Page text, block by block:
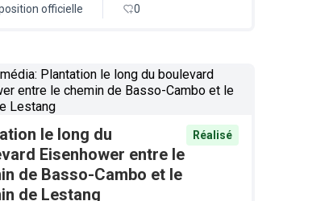
officielle 0
le long du
Eisenhower entre le
de Basso-Cambo et le
de Lestang
Réalisé